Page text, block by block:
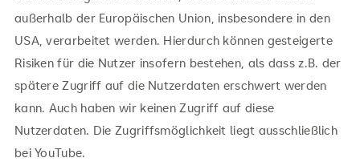
außerhalb der Europäischen Union, insbesondere in den
USA, verarbeitet werden. Hierdurch können gesteigerte
Risiken für die Nutzer insofern bestehen, als dass z.B. der
spätere Zugriff auf die Nutzerdaten erschwert werden
kann. Auch haben wir keinen Zugriff auf diese
Nutzerdaten. Die Zugriffsmöglichkeit liegt ausschließlich
bei YouTube.